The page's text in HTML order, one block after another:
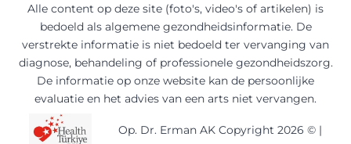
Alle content op deze site (foto's, video's of artikelen) is
bedoeld als algemene gezondheidsinformatie. De
verstrekte informatie is niet bedoeld ter vervanging van
diagnose, behandeling of professionele gezondheidszorg.
De informatie op onze website kan de persoonlijke
evaluatie en het advies van een arts niet vervangen.
Op. Dr. Erman AK Copyright 2026 © |